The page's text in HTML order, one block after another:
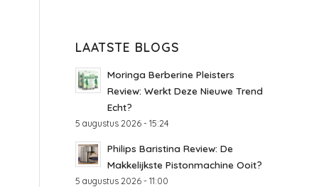
LAATSTE BLOGS
Moringa Berberine Pleisters
Review: Werkt Deze Nieuwe Trend
Echt?
5 augustus 2026 - 15:24
Philips Baristina Review: De
Makkelijkste Pistonmachine Ooit?
5 augustus 2026 - 11:00